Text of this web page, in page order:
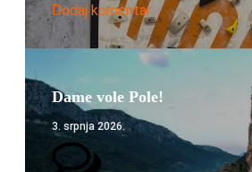
Dodaj komentar
Dame vole Pole!
3. srpnja 2026.